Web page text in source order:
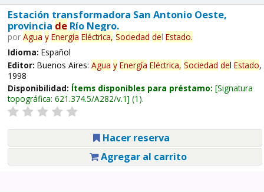
Estación transformadora San Antonio Oeste,
provincia deRío Negro.
por Agua y Energía Eléctrica, Sociedad del Estado.
Idioma: Español
Editor: Buenos Aires: Agua y Energía Eléctrica, Sociedad del Estado,
1998
Disponibilidad: Ítems disponibles para préstamo: Signatura
topográfica: 621.374.5/A282/v.1 (1).
Hacer reserva
Agregar al carrito